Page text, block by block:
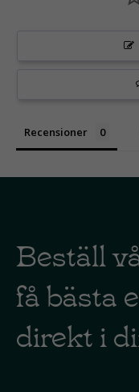
Recensioner
Beställ
få bästa
direkt i